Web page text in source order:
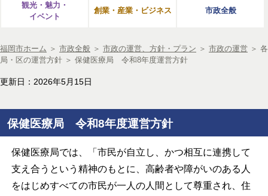
観光・魅力・
イベント
創業・産業・ビジネス 市政全般
福岡市ホーム ＞ 市政全般 ＞ 市政の運営、方針・プラン ＞ 市政の運営 ＞ 各
局・区の運営方針 ＞ 保健医療局 令和8年度運営方針
更新日：2026年5月15日
保健医療局 令和8年度運営方針
保健医療局では、「市民が自立し、かつ相互に連携して
支え合うという精神のもとに、高齢者や障がいのある人
をはじめすべての市民が一人の人間として尊重され、住